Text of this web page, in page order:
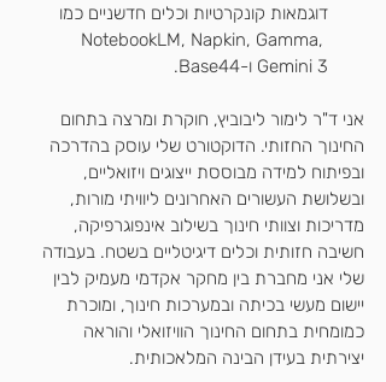
דוגמאות קונקרטיות וכלים חדשניים כמו
NotebookLM, Napkin, Gamma,
Gemini 3 ו-Base44.
אני ד"ר לימור ליבוביץ, חוקרת ומרצה בתחום
החינוך החזותי. הדוקטורט שלי עוסק בהדרכה
ובפיתוח למידה מבוססת ייצוגים ויזואליים,
ובשלושת העשורים האחרונים ליוויתי מורות,
מדריכות וצוותי חינוך בשילוב אינפוגרפיקה,
חשיבה חזותית וכלים דיגיטליים בשטח. בעבודה
שלי אני מחברת בין מחקר אקדמי מעמיק לבין
יישום מעשי בכיתה ובמערכות חינוך, ומוכרת
כמומחית בתחום החינוך הוויזואלי והוראה
יצירתית בעידן הבינה המלאכותית.